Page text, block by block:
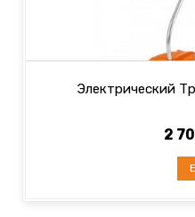
Электрический
2